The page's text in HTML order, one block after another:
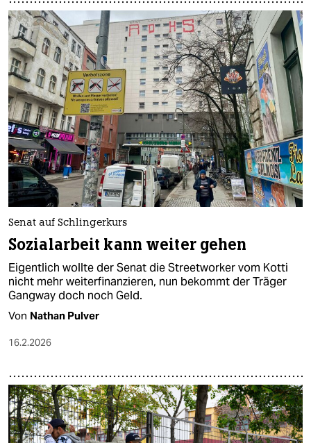
Senat auf Schlingerkurs
Sozialarbeit kann weiter gehen
Eigentlich wollte der Senat die Streetworker vom Kotti
nicht mehr weiterfinanzieren, nun bekommt der Träger
Gangway doch noch Geld.
Von Nathan Pulver
16.2.2026